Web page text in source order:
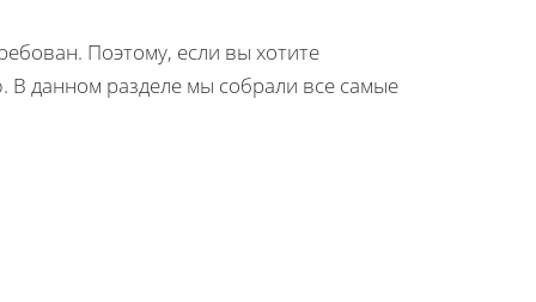
Поэтому, если вы хотите
В данном разделе мы собрали все самые